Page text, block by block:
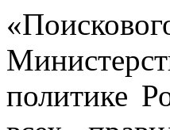
политике